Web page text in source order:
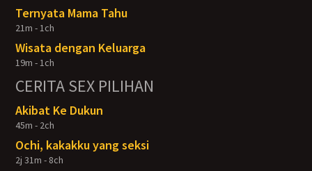
Ternyata Mama Tahu
21m - 1ch
Wisata dengan Keluarga
19m - 1ch
CERITA SEX PILIHAN
Akibat Ke Dukun
45m - 2ch
Ochi, kakakku yang seksi
2j 31m - 8ch